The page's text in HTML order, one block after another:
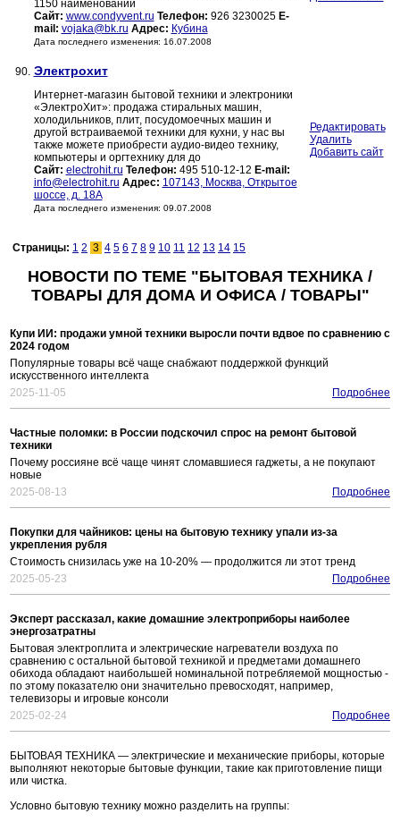
1150 наименований
Сайт: www.condyvent.ru Телефон: 926 3230025 E-
mail: vojaka@bk.ru Адрес: Кубина
Дата последнего изменения: 16.07.2008
90. Электрохит
Интернет-магазин бытовой техники и электроники
«ЭлектроХит»: продажа стиральных машин,
холодильников, плит, посудомоечных машин и
другой встраиваемой техники для кухни, у нас вы
также можете приобрести аудио-видео технику,
компьютеры и оргтехнику для до
Сайт: electrohit.ru Телефон: 495 510-12-12 E-mail:
info@electrohit.ru Адрес: 107143, Москва, Открытое
шоссе, д. 18А
Дата последнего изменения: 09.07.2008
Редактировать
Удалить
Добавить сайт
Страницы: 1 2 3 4 5 6 7 8 9 10 11 12 13 14 15
НОВОСТИ ПО ТЕМЕ "БЫТОВАЯ ТЕХНИКА /
ТОВАРЫ ДЛЯ ДОМА И ОФИСА / ТОВАРЫ"
Купи ИИ: продажи умной техники выросли почти вдвое по сравнению с
2024 годом
Популярные товары всё чаще снабжают поддержкой функций
искусственного интеллекта
2025-11-05
Подробнее
Частные поломки: в России подскочил спрос на ремонт бытовой
техники
Почему россияне всё чаще чинят сломавшиеся гаджеты, а не покупают
новые
2025-08-13
Подробнее
Покупки для чайников: цены на бытовую технику упали из-за
укрепления рубля
Стоимость снизилась уже на 10-20% — продолжится ли этот тренд
2025-05-23
Подробнее
Эксперт рассказал, какие домашние электроприборы наиболее
энергозатратны
Бытовая электроплита и электрические нагреватели воздуха по
сравнению с остальной бытовой техникой и предметами домашнего
обихода обладают наибольшей номинальной потребляемой мощностью -
по этому показателю они значительно превосходят, например,
телевизоры и игровые консоли
2025-02-24
Подробнее
БЫТОВАЯ ТЕХНИКА — электрические и механические приборы, которые
выполняют некоторые бытовые функции, такие как приготовление пищи
или чистка.
Условно бытовую технику можно разделить на группы: